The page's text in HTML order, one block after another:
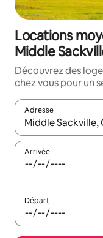
Locations
Middle
Découvrez des
chez vous pour un
Adresse
Lorsque les
Arrivée
Départ